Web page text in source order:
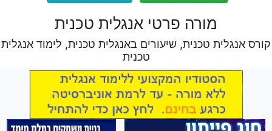
מורה פרטי אנגלית טכנית
קורס אנגלית טכנית, שיעורים באנגלית טכנית, לימוד אנגלית
טכנית